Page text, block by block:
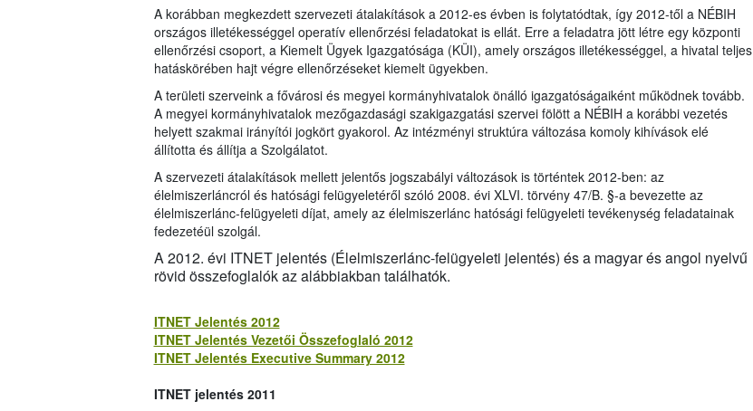
A korábban megkezdett szervezeti átalakítások a 2012-es évben is folytatódtak, így 2012-től a NÉBIH
országos illetékességgel operatív ellenőrzési feladatokat is ellát. Erre a feladatra jött létre egy központi
ellenőrzési csoport, a Kiemelt Ügyek Igazgatósága (KÜI), amely országos illetékességgel, a hivatal teljes
hatáskörében hajt végre ellenőrzéseket kiemelt ügyekben.
A területi szerveink a fővárosi és megyei kormányhivatalok önálló igazgatóságaiként működnek tovább.
A megyei kormányhivatalok mezőgazdasági szakigazgatási szervei fölött a NÉBIH a korábbi vezetés
helyett szakmai irányítói jogkört gyakorol. Az intézményi struktúra változása komoly kihívások elé
állította és állítja a Szolgálatot.
A szervezeti átalakítások mellett jelentős jogszabályi változások is történtek 2012-ben: az
élelmiszerláncról és hatósági felügyeletéről szóló 2008. évi XLVI. törvény 47/B. §-a bevezette az
élelmiszerlánc-felügyeleti díjat, amely az élelmiszerlánc hatósági felügyeleti tevékenység feladatainak
fedezetéül szolgál.
A 2012. évi ITNET jelentés (Élelmiszerlánc-felügyeleti jelentés) és a magyar és angol nyelvű
rövid összefoglalók az alábbiakban találhatók.
ITNET Jelentés 2012
ITNET Jelentés Vezetői Összefoglaló 2012
ITNET Jelentés Executive Summary 2012
ITNET jelentés 2011